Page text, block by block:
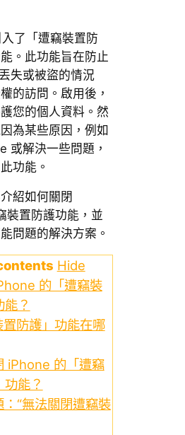
了「遭竊裝置防
。此功能旨在防止
失或被盜的情況
的訪問。啟用後，
您的個人資料。然
為某些原因，例如
或解決一些問題，
功能。
紹如何關閉
裝置防護功能，並
問題的解決方案。
Hide
的「遭竊裝
能？
置防護」功能在哪
iPhone 的「遭竊
能？
“無法關閉遭竊裝